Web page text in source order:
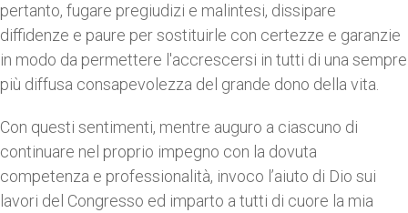
pertanto, fugare pregiudizi e malintesi, dissipare
diffidenze e paure per sostituirle con certezze e garanzie
in modo da permettere l'accrescersi in tutti di una sempre
più diffusa consapevolezza del grande dono della vita.
Con questi sentimenti, mentre auguro a ciascuno di
continuare nel proprio impegno con la dovuta
competenza e professionalità, invoco l’aiuto di Dio sui
lavori del Congresso ed imparto a tutti di cuore la mia